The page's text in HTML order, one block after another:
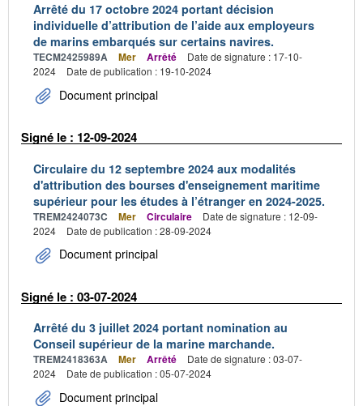
Arrêté du 17 octobre 2024 portant décision
individuelle d’attribution de l’aide aux employeurs
de marins embarqués sur certains navires.
TECM2425989A Mer Arrêté
Date de signature : 17-10-
2024
Date de publication : 19-10-2024
Document principal
Signé le : 12-09-2024
Circulaire du 12 septembre 2024 aux modalités
d'attribution des bourses d'enseignement maritime
supérieur pour les études à l’étranger en 2024-2025.
TREM2424073C Mer Circulaire
Date de signature : 12-09-
2024
Date de publication : 28-09-2024
Document principal
Signé le : 03-07-2024
Arrêté du 3 juillet 2024 portant nomination au
Conseil supérieur de la marine marchande.
TREM2418363A Mer Arrêté
Date de signature : 03-07-
2024
Date de publication : 05-07-2024
Document principal